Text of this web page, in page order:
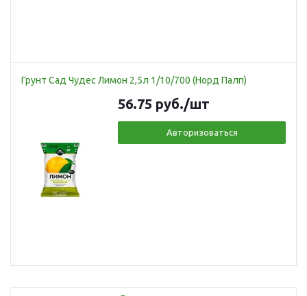
Грунт Сад Чудес Лимон 2,5л 1/10/700 (Норд Палп)
56.75 руб./шт
Авторизоваться